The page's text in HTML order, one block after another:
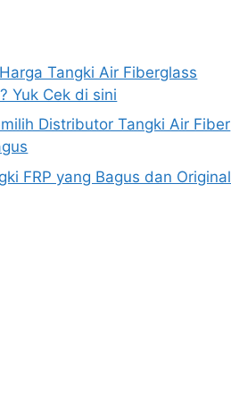
Tangki Air Fiberglass
Yuk Cek di sini
Distributor Tangki Air Fiber
FRP yang Bagus dan Original